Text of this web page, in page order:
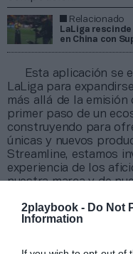
2playbook - Do Not
Information
Relacionado
LaLiga
en China con
Esta aplicación se
LaLiga para
más allá de la emisión
primer paso de un
construyendo para
únicas y nuevos
Streamline, estamos
experiencia de los
nuestra marca y de
“Este es un
por la innovación en